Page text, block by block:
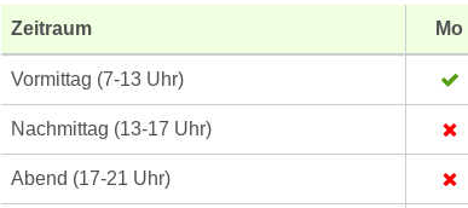
Zeitraum Mo
Vormittag (7-13 Uhr)
Nachmittag (13-17 Uhr)
Abend (17-21 Uhr)